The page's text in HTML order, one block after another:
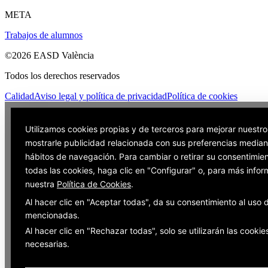
META
Trabajos de alumnos
©2026 EASD València
Todos los derechos reservados
CalidadAviso legal y política de privacidadPolítica de cookies
Utilizamos cookies propias y de terceros para mejorar
mostrarle publicidad relacionada con sus preferencias
hábitos de navegación. Para cambiar o retirar su
todas las cookies, haga clic en "Configurar" o, para más
nuestra Política de Cookies.
Al hacer clic en "Aceptar todas", da su consentimiento al uso
mencionadas.
Al hacer clic en "Rechazar todas", solo se utilizarán las
necesarias.